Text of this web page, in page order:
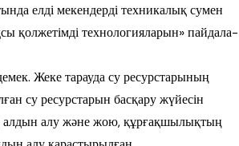
елді мекендерді тех­ни­калық сумен
қол­жетімді технологияларын» пайда­ла­
Жеке та­рауда су ресурстарының
су ресурстарын басқару жүйе­сін
алдын алу және жою, құрғақшылықтың